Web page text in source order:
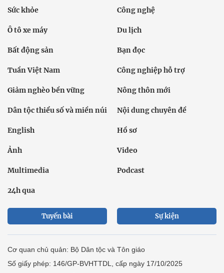
Sức khỏe Công nghệ
Ô tô xe máy Du lịch
Bất động sản Bạn đọc
Tuần Việt Nam Công nghiệp hỗ trợ
Giảm nghèo bền vững Nông thôn mới
Dân tộc thiểu số và miền núi Nội dung chuyên đề
English Hồ sơ
Ảnh Video
Multimedia Podcast
24h qua
Tuyến bài Sự kiện
Cơ quan chủ quản: Bộ Dân tộc và Tôn giáo
Số giấy phép: 146/GP-BVHTTDL, cấp ngày 17/10/2025